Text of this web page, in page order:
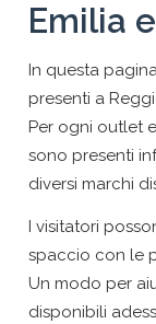
Emilia
In questa
presenti a
Per ogni outlet
sono presenti
diversi marchi
I visitatori
spaccio con le
Un modo per
disponibili